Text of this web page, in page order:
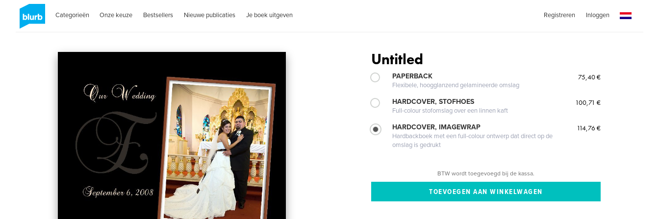
Categorieën Onze keuze Bestsellers Nieuwe publicaties Je boek uitgeven Registreren Inloggen
Untitled
PAPERBACK
Flexibele, hoogglanzend gelamineerde omslag
75,40 €
HARDCOVER, STOFHOES
Full-colour stofomslag over een linnen kaft
100,71 €
HARDCOVER, IMAGEWRAP
Hardbackboek met een full-colour ontwerp dat direct op de
omslag is gedrukt
114,76 €
BTW wordt toegevoegd bij de kassa.